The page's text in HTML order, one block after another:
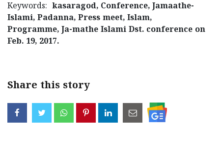
Keywords: kasaragod, Conference, Jamaathe-
Islami, Padanna, Press meet, Islam,
Programme, Ja-mathe Islami Dst. conference on
Feb. 19, 2017.
Share this story